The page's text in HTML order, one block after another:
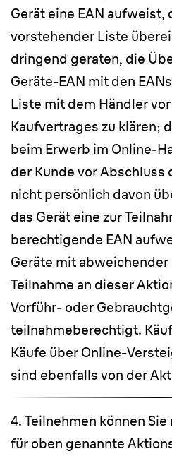
Gerät eine EAN aufweist,
vorstehender Liste
dringend geraten, die
Geräte-EAN mit den
Liste mit dem Händler
Kaufvertrages zu klären;
beim Erwerb im Online-
der Kunde vor Abschluss
nicht persönlich davon
das Gerät eine zur
berechtigende EAN
Geräte mit abweichender
Teilnahme an dieser
Vorführ- oder
teilnahmeberechtigt.
Käufe über Online-
sind ebenfalls von der
4. Teilnehmen können
für oben genannte